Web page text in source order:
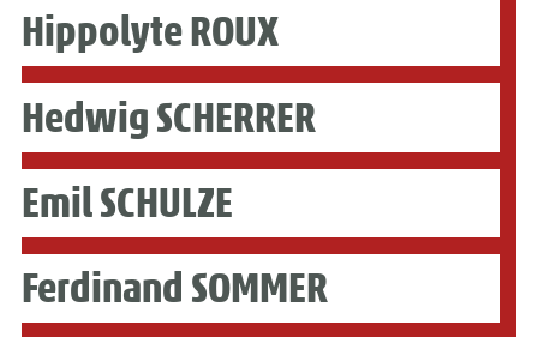
Hippolyte ROUX
Hedwig SCHERRER
Emil SCHULZE
Ferdinand SOMMER